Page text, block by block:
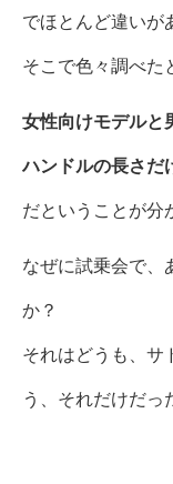
でほとんど違いが
そこで色々調べた
女性向けモデルと
ハンドルの長さだ
だということが分
なぜに試乗会で、
か？
それはどうも、サ
う、それだけだっ